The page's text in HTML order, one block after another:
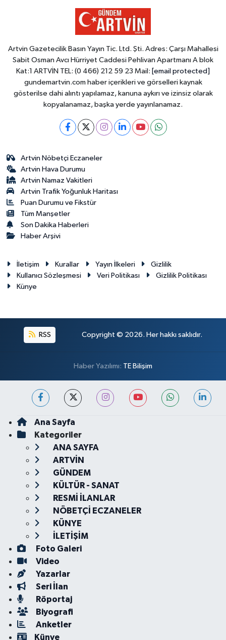
Artvin Gazetecilik Basın Yayın Tic. Ltd. Şti. Adres: Çarşı Mahallesi
Sabit Osman Avcı Hürriyet Caddesi Pehlivan Apartmanı A blok
Kat:1 ARTVİN TEL: (0 466) 212 59 23 Mail: [email protected]
gundemartvin.com haber içerikleri ve görselleri kaynak
gösterilse dahi alıntı yapılamaz, kanuna aykırı ve izinsiz olarak
kopyalanamaz, başka yerde yayınlanamaz.
Artvin Nöbetçi Eczaneler
Artvin Hava Durumu
Artvin Namaz Vakitleri
Artvin Trafik Yoğunluk Haritası
Puan Durumu ve Fikstür
Tüm Manşetler
Son Dakika Haberleri
Haber Arşivi
İletişim Kurallar Yayın İlkeleri
Gizlilik
Kullanıcı Sözleşmesi
Veri Politikası
Gizlilik Politikası
Künye
RSS Copyright © 2026. Her hakkı saklıdır.
Haber Yazılımı: TE Bilişim
Ana Sayfa
Kategoriler
ANA SAYFA
ARTVİN
GÜNDEM
KÜLTÜR - SANAT
RESMİ İLANLAR
NÖBETÇİ ECZANELER
KÜNYE
İLETİŞİM
Foto Galeri
Video
Yazarlar
Seri İlan
Röportaj
Biyografi
Anketler
Künye